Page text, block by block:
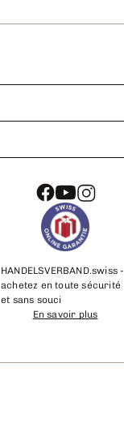
HANDELSVERBAND.swiss -
achetez en toute sécurité
et sans souci
En savoir plus